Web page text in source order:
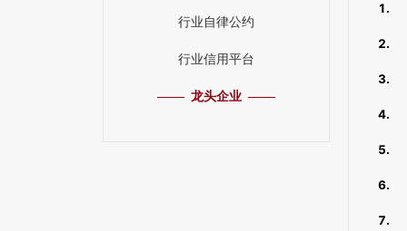
行业自律公约
行业信用平台
龙头企业
1.
2.
3.
4.
5.
6.
7.